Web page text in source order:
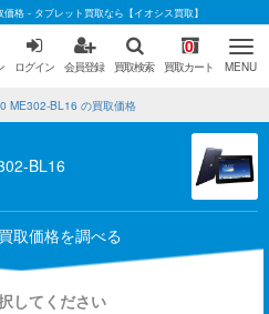
格 - タブレット買取なら【イオシス買取】
ログイン 会員登録 買取検索
0
買取カート MENU
ME302-BL16 の買取価格
BL16
取価格を調べる
してください